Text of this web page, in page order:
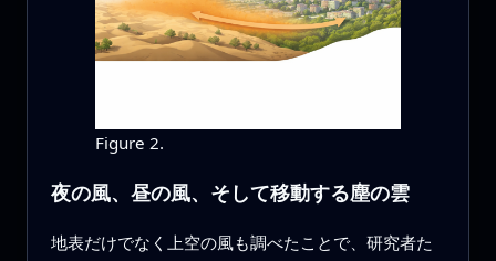
Figure 2.
夜の風、昼の風、そして移動する塵の雲
地表だけでなく上空の風も調べたことで、研究者た